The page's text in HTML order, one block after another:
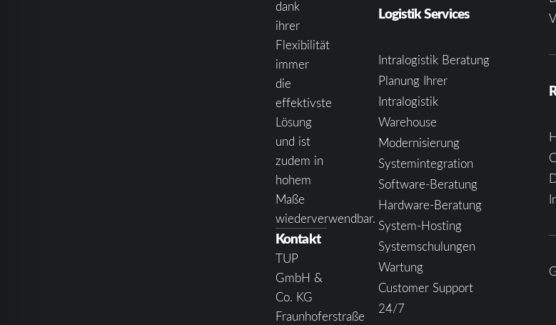
dank
ihrer
Flexibilität
immer
die
effektivste
Lösung
und ist
zudem in
hohem
Maße
wiederverwendbar.
Kontakt
TUP
GmbH &
Co. KG
Fraunhoferstraße
Logistik Services
Intralogistik Beratung
Planung Ihrer
Intralogistik
Warehouse
Modernisierung
Systemintegration
Software-Beratung
Hardware-Beratung
System-Hosting
Systemschulungen
Wartung
Customer Support
24/7